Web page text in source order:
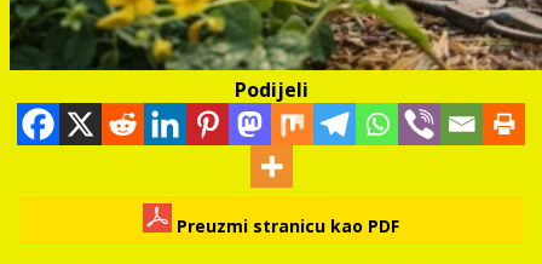
Podijeli
Preuzmi stranicu kao PDF